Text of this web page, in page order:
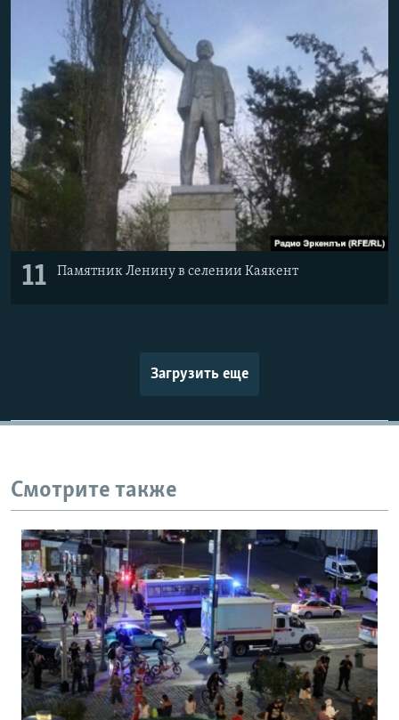
11 Памятник Ленину в селении Каякент
Загрузить еще
Смотрите также